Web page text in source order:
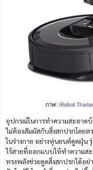
ภาพ: iRobot
อุปกรณ์ในการทำความสะอาด
ไม่ต้องสัมผัสกับสิ่งสกปรกโดยตร
ในร่างกาย อย่างหุ่นยนต์ดูดฝุ่น
ไร้สายที่ออกแบบให้ทำความส
ทรงพลังช่วยดูดสิ่งสกปรกได้อ